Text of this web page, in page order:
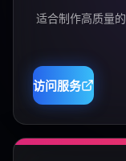
适合制作高质量
访问服务